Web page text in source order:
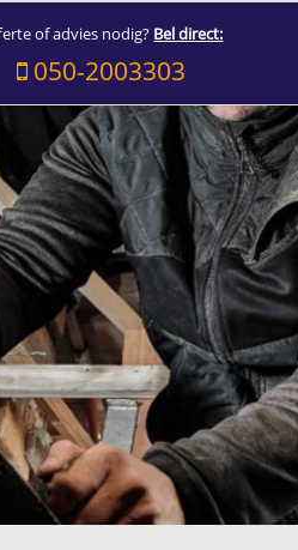
of advies nodig? Bel direct:
050-2003303